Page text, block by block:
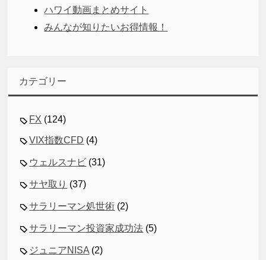
ハワイ動画まとめサイト
みんなが知りたいお得情報！
カテゴリー
FX (124)
VIX指数CFD (4)
ウェルスナビ (31)
サヤ取り (37)
サラリーマン処世術 (2)
サラリーマン投資家成功法 (5)
ジュニアNISA (2)